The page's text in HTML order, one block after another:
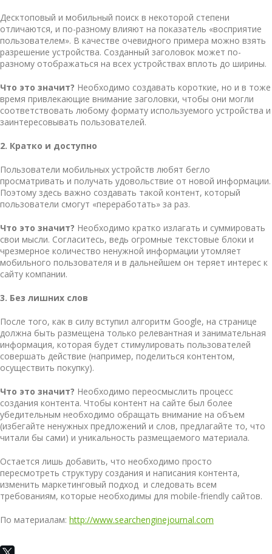
Десктоповый и мобильный поиск в некоторой степени
отличаются, и по-разному влияют на показатель «восприятие
пользователем». В качестве очевидного примера можно взять
разрешение устройства. Созданный заголовок может по-
разному отображаться на всех устройствах вплоть до ширины.
Что это значит? Необходимо создавать короткие, но и в тоже
время привлекающие внимание заголовки, чтобы они могли
соответствовать любому формату используемого устройства и
заинтересовывать пользователей.
2. Кратко и доступно
Пользователи мобильных устройств любят бегло
просматривать и получать удовольствие от новой информации.
Поэтому здесь важно создавать такой контент, который
пользователи смогут «переработать» за раз.
Что это значит? Необходимо кратко излагать и суммировать
свои мысли. Согласитесь, ведь огромные текстовые блоки и
чрезмерное количество ненужной информации утомляет
мобильного пользователя и в дальнейшем он теряет интерес к
сайту компании.
3. Без лишних слов
После того, как в силу вступил алгоритм Google, на странице
должна быть размещена только релевантная и занимательная
информация, которая будет стимулировать пользователей
совершать действие (например, поделиться контентом,
осуществить покупку).
Что это значит? Необходимо переосмыслить процесс
создания контента. Чтобы контент на сайте был более
убедительным необходимо обращать внимание на объем
(избегайте ненужных предложений и слов, предлагайте то, что
читали бы сами) и уникальность размещаемого материала.
Остается лишь добавить, что необходимо просто
пересмотреть структуру создания и написания контента,
изменить маркетинговый подход и следовать всем
требованиям, которые необходимы для mobile-friendly сайтов.
По материалам: http://www.searchenginejournal.com